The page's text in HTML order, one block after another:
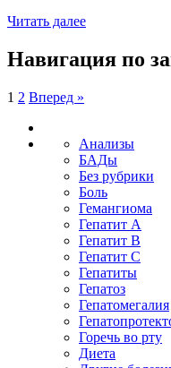
Читать далее
Навигация по
1 2 Вперед »
Анализы
БАДы
Без рубрики
Боль
Гемангиома
Гепатит A
Гепатит B
Гепатит C
Гепатиты
Гепатоз
Гепатомегалия
Горечь во рту
Диета